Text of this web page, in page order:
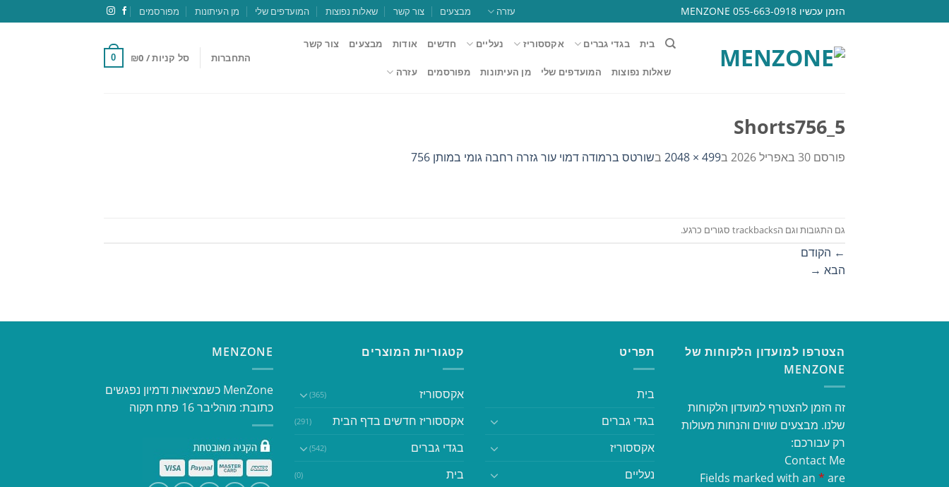
to
הזמן עכשיו 055-663-0918 MENZONE עזרה מבצעים צור קשר שאלות נפוצות המועדפים שלי מן העיתונות מפורסמים
בית בגדי גברים אקססוריז נעליים חדשים אודות מבצעים צור קשר
שאלות נפוצות המועדפים שלי מן העיתונות מפורסמים עזרה
התחברות סל קניות / ₪0
0
Shorts756_5
פורסם 30 באפריל 2026 ב499 × 2048 בשורטס ברמודה דמוי עור גזרה רחבה גומי במותן 756
גם התגובות וגם הtrackbacks סגורים כרגע.
← הקודם
הבא →
הצטרפו למועדון הלקוחות של
MENZONE
זה הזמן להצטרף למועדון הלקוחות
שלנו. מבצעים שווים והנחות מעולות
רק עבורכם:
Contact Me
Fields marked with an * are
תפריט
בית
בגדי גברים
אקססוריז
נעליים
קטגוריות המוצרים
אקססוריז (365)
אקססוריז חדשים בדף הבית (291)
בגדי גברים (542)
בית (0)
MENZONE
​​MenZone כשמציאות ודמיון נפגשים​
כתובת: מוהליבר 16 פתח תקוה